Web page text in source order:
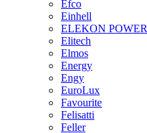
Efco
Einhell
ELEKON POWER
Elitech
Elmos
Energy
Engy
EuroLux
Favourite
Felisatti
Feller